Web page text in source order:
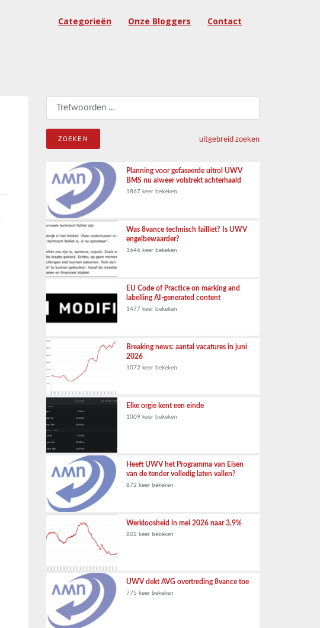
Categorieën Onze Bloggers Contact
Zoeken naar:
uitgebreid zoeken
Planning voor gefaseerde uitrol UWV
BMS nu alweer volstrekt achterhaald
1867 keer bekeken
Was 8vance technisch failliet? Is UWV
engelbewaarder?
1646 keer bekeken
EU Code of Practice on marking and
labelling AI-generated content
1477 keer bekeken
Breaking news: aantal vacatures in juni
2026
1072 keer bekeken
Elke orgie kent een einde
1009 keer bekeken
Heeft UWV het Programma van Eisen
van de tender volledig laten vallen?
872 keer bekeken
Werkloosheid in mei 2026 naar 3,9%
802 keer bekeken
UWV dekt AVG overtreding 8vance toe
775 keer bekeken